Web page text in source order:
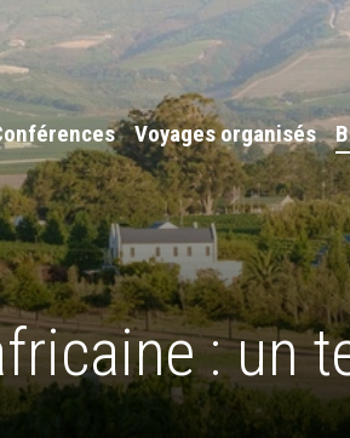
Voyages organisés
: un